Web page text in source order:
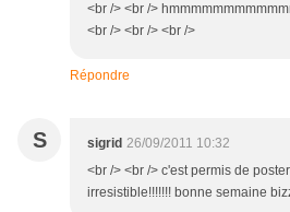
<br /> <br />
<br /> <br /> <br />
Répondre
S sigrid 26/09/2011 10:32
<br /> <br /> c'est permis de
irresistible!!!!!!! bonne semaine